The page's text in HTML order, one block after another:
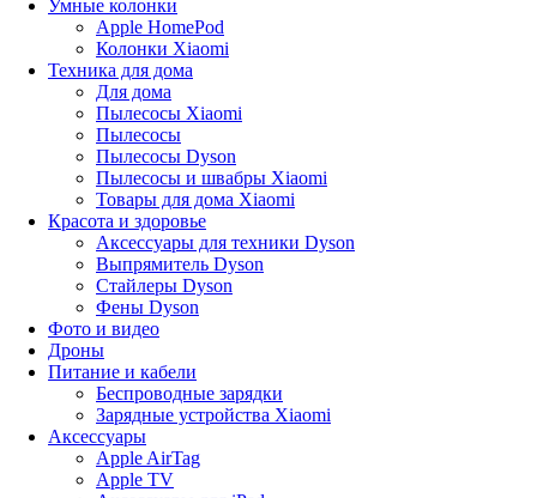
Умные колонки
Apple HomePod
Колонки Xiaomi
Техника для дома
Для дома
Пылесосы Xiaomi
Пылесосы
Пылесосы Dyson
Пылесосы и швабры Xiaomi
Товары для дома Xiaomi
Красота и здоровье
Аксессуары для техники Dyson
Выпрямитель Dyson
Стайлеры Dyson
Фены Dyson
Фото и видео
Дроны
Питание и кабели
Беспроводные зарядки
Зарядные устройства Xiaomi
Аксессуары
Apple AirTag
Apple TV